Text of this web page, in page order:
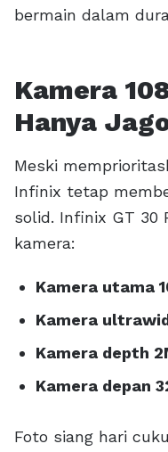
bermain dalam
Kamera
Hanya
Meski
Infinix tetap
solid. Infinix GT 30
kamera:
Kamera utama
Kamera
Kamera depth
Kamera depan
Foto siang hari